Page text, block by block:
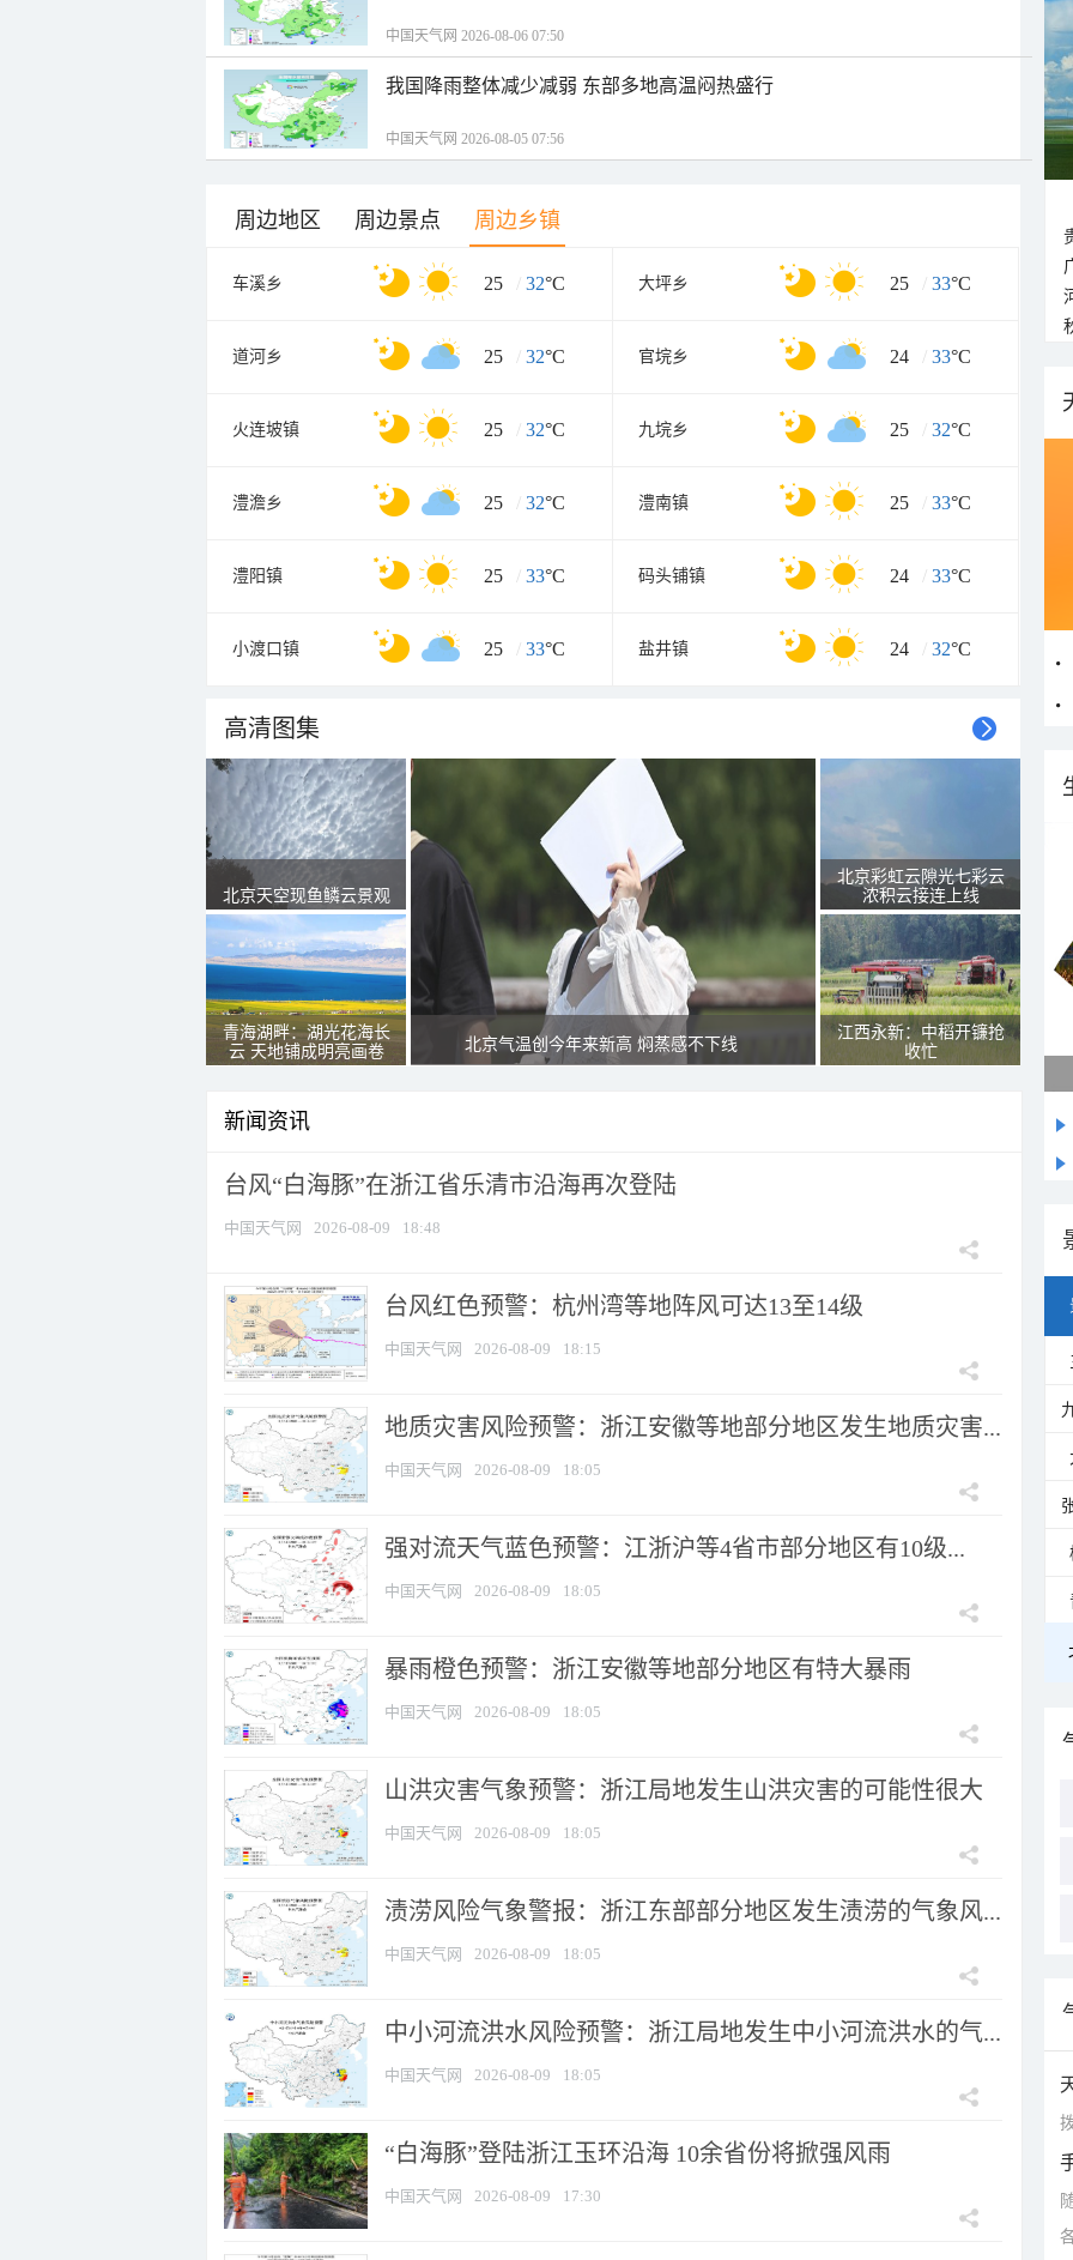
中国天气网 2026-08-06 07:50
我国降雨整体减少减弱 东部多地高温闷热盛行
中国天气网 2026-08-05 07:56
周边地区 周边景点 周边乡镇
车溪乡 25 / 32°C 大坪乡 25 / 33°C
道河乡 25 / 32°C 官垸乡 24 / 33°C
火连坡镇 25 / 32°C 九垸乡 25 / 32°C
澧澹乡 25 / 32°C 澧南镇 25 / 33°C
澧阳镇 25 / 33°C 码头铺镇 24 / 33°C
小渡口镇 25 / 33°C 盐井镇 24 / 32°C
高清图集
北京天空现鱼鳞云景观
青海湖畔：湖光花海长
云 天地铺成明亮画卷
北京气温创今年来新高 焖蒸感不下线
北京彩虹云隙光七彩云
浓积云接连上线
江西永新：中稻开镰抢
收忙
新闻资讯
台风“白海豚”在浙江省乐清市沿海再次登陆
中国天气网 2026-08-09 18:48
​台风红色预警：杭州湾等地阵风可达13至14级
中国天气网 2026-08-09 18:15
地质灾害风险预警：浙江安徽等地部分地区发生地质灾害...
中国天气网 2026-08-09 18:05
强对流天气蓝色预警：江浙沪等4省市部分地区有10级...
中国天气网 2026-08-09 18:05
暴雨橙色预警：浙江安徽等地部分地区有特大暴雨
中国天气网 2026-08-09 18:05
山洪灾害气象预警：浙江局地发生山洪灾害的可能性很大
中国天气网 2026-08-09 18:05
渍涝风险气象警报：浙江东部部分地区发生渍涝的气象风...
中国天气网 2026-08-09 18:05
中小河流洪水风险预警：浙江局地发生中小河流洪水的气...
中国天气网 2026-08-09 18:05
“白海豚”登陆浙江玉环沿海 10余省份将掀强风雨
中国天气网 2026-08-09 17:30